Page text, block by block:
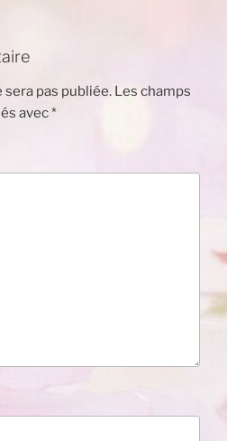
pas publiée. Les champs
avec*